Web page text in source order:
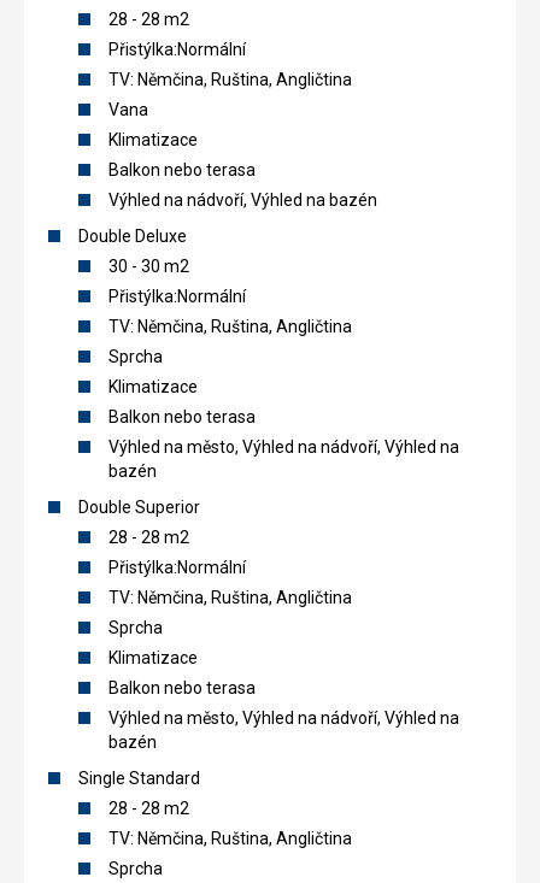
28 - 28 m2
Přistýlka:Normální
TV: Němčina, Ruština, Angličtina
Vana
Klimatizace
Balkon nebo terasa
Výhled na nádvoří, Výhled na bazén
Double Deluxe
30 - 30 m2
Přistýlka:Normální
TV: Němčina, Ruština, Angličtina
Sprcha
Klimatizace
Balkon nebo terasa
Výhled na město, Výhled na nádvoří, Výhled na
bazén
Double Superior
28 - 28 m2
Přistýlka:Normální
TV: Němčina, Ruština, Angličtina
Sprcha
Klimatizace
Balkon nebo terasa
Výhled na město, Výhled na nádvoří, Výhled na
bazén
Single Standard
28 - 28 m2
TV: Němčina, Ruština, Angličtina
Sprcha